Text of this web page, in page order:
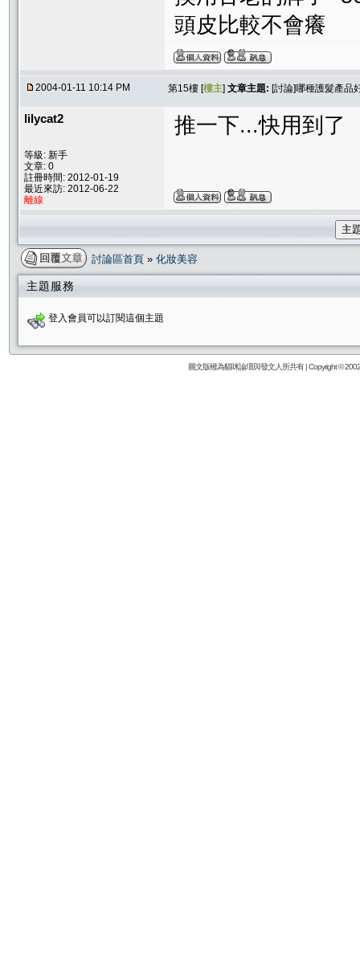
頭皮比較不會癢
2004-01-11 10:14 PM 第15樓 [樓主] 文章主題: [討論]哪種護髮產品
lilycat2
等級: 新手
文章: 0
註冊時間: 2012-01-19
最近來訪: 2012-06-22
離線
推一下...快用到了
主
討論區首頁 » 化妝美容
主題服務
登入會員可以訂閱這個主題
圖文版權為貓咪論壇與發文人所共有 | Copyright ©